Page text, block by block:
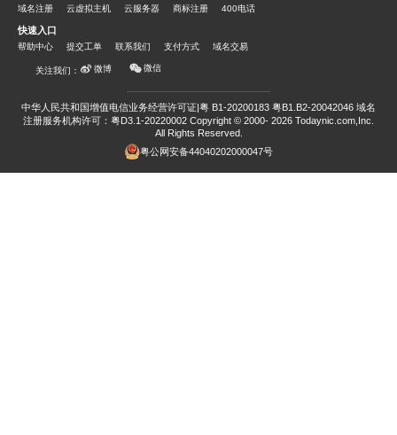
域名注册 云虚拟主机 云服务器 商标注册 400电话
快速入口
帮助中心 提交工单 联系我们 支付方式 域名交易
关注我们： 微博 微信
中华人民共和国增值电信业务经营许可证|粤 B1-20200183 粤B1.B2-20042046 域名
注册服务机构许可：粤D3.1-20220002 Copyright © 2000- 2026 Todaynic.com,Inc.
All Rights Reserved.
粤公网安备44040202000047号